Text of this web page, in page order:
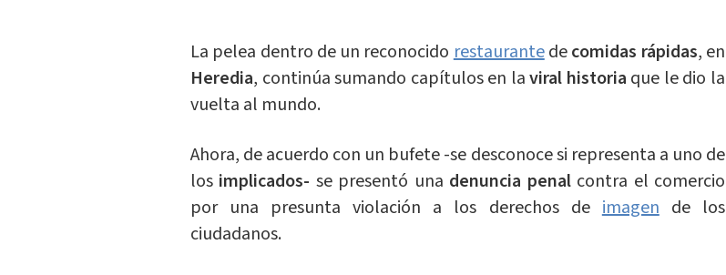
La pelea dentro de un reconocidorestaurantedecomidas rápidas, en
Heredia, continúa sumando capítulos en laviral historia que le dio la
vuelta al mundo.
Ahora, de acuerdo con un bufete -se desconoce si representa a uno de
los implicados- se presentó una denuncia penalcontra el comercio
por una presunta violación a los derechos deimagende los
ciudadanos.